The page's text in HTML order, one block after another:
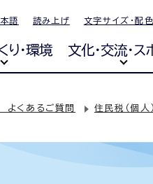
語 読み上げ 文字サイズ・配
り・環境 文化・交流・ス
くあるご質問 住民税（個